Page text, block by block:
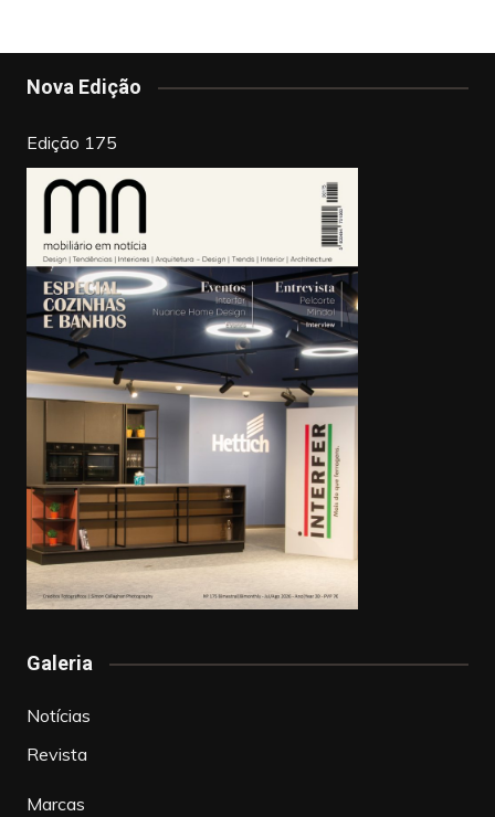
Nova Edição
Edição 175
Galeria
Notícias
Revista
Marcas